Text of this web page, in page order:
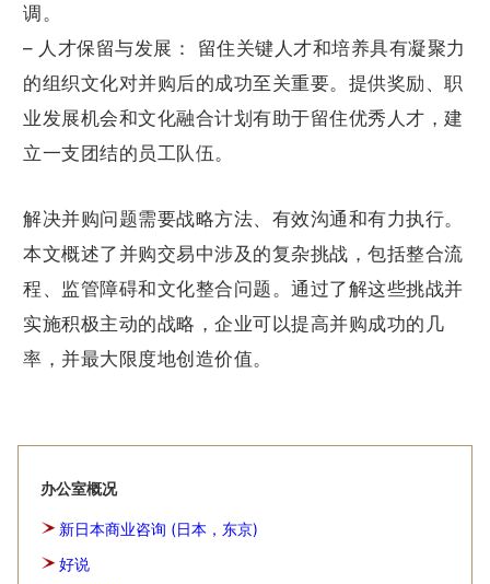
调。
– 人才保留与发展： 留住关键人才和培养具有凝聚力
的组织文化对并购后的成功至关重要。提供奖励、职
业发展机会和文化融合计划有助于留住优秀人才，建
立一支团结的员工队伍。
解决并购问题需要战略方法、有效沟通和有力执行。
本文概述了并购交易中涉及的复杂挑战，包括整合流
程、监管障碍和文化整合问题。通过了解这些挑战并
实施积极主动的战略，企业可以提高并购成功的几
率，并最大限度地创造价值。
办公室概况
新日本商业咨询 (日本，东京)
好说